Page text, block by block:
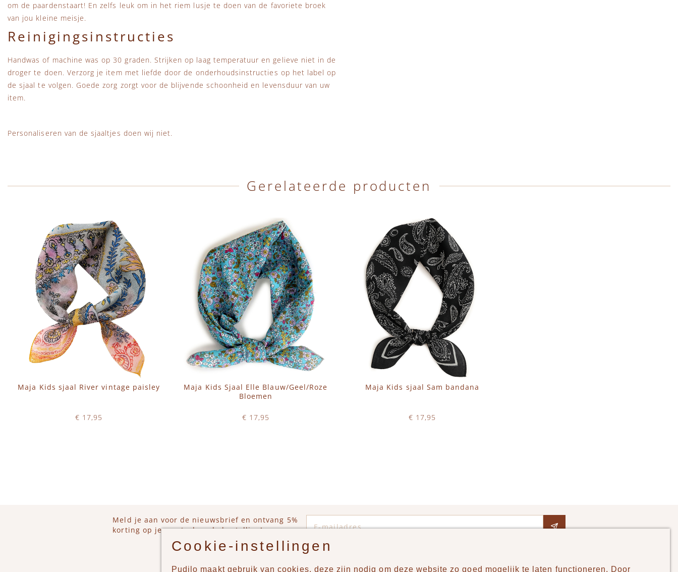
om de paardenstaart! En zelfs leuk om in het riem lusje te doen van de favoriete broek
van jou kleine meisje.
Reinigingsinstructies
Handwas of machine was op 30 graden. Strijken op laag temperatuur en gelieve niet in de
droger te doen. Verzorg je item met liefde door de onderhoudsinstructies op het label op
de sjaal te volgen. Goede zorg zorgt voor de blijvende schoonheid en levensduur van uw
item.
Personaliseren van de sjaaltjes doen wij niet.
Gerelateerde producten
Maja Kids sjaal River vintage paisley
€ 17,95
Maja Kids Sjaal Elle Blauw/Geel/Roze
Bloemen
€ 17,95
Maja Kids sjaal Sam bandana
€ 17,95
Meld je aan voor de nieuwsbrief en ontvang 5%
korting op je eerstvolgende bestelling!
Cookie-instellingen
Pudilo maakt gebruik van cookies, deze zijn nodig om deze website zo goed mogelijk te laten functioneren. Door